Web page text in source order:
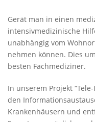
Gerät man in einen
intensivmedizinische
unabhängig vom
nehmen können. Dies
besten Fachmediziner.
In unserem Projekt
den
Krankenhäusern und